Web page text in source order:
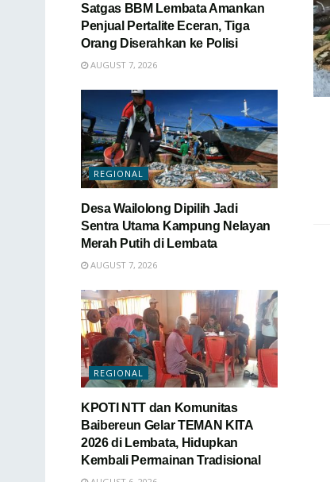
Satgas BBM Lembata Amankan
Penjual Pertalite Eceran, Tiga
Orang Diserahkan ke Polisi
AUGUST 7, 2026
REGIONAL
Desa Wailolong Dipilih Jadi
Sentra Utama Kampung Nelayan
Merah Putih di Lembata
AUGUST 7, 2026
REGIONAL
KPOTI NTT dan Komunitas
Baibereun Gelar TEMAN KITA
2026 di Lembata, Hidupkan
Kembali Permainan Tradisional